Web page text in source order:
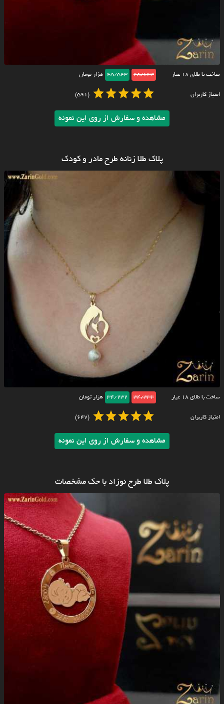
ساخت با طلای ۱۸ عیار 45/643
45/543 هزار تومان
امتیاز کاربران (591)
مشاهده و سفارش از روی این نمونه
پلاک طلا زنانه طرح مادر و کودک
ساخت با طلای ۱۸ عیار 34/332
34/232 هزار تومان
امتیاز کاربران (647)
مشاهده و سفارش از روی این نمونه
پلاک طلا طرح نوزاد با حک مشخصات